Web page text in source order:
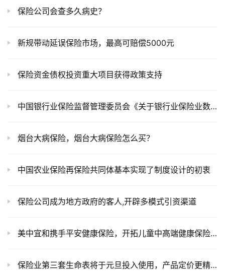
保险公司会查多久病史？
新规带动延误保险市场，最高可赔偿5000元
保险资金债权投资重大项目获得政策支持
中国银行业保险监督管理委员会《关于银行业保险业数字化转型的指导意见》回答记者提问
烟台大病保险，烟台大病保险怎么买？
中国农业保险再保险共同体基本实现了制度设计的初衷
保险公司成为地方政府的客人,开辟多模式引资渠道
美中宜和携手平安健康保险，开拓儿童中高端健康保险市场
保险业第三套生命表将于元旦投入使用，产品定价更精细